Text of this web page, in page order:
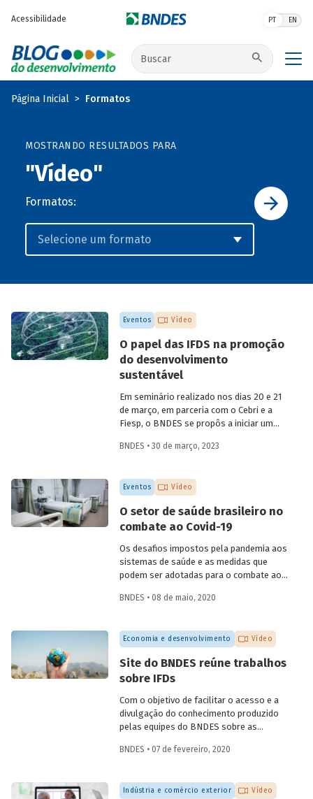
Acessibilidade PT EN
Buscar no site
Página Inicial Formatos
MOSTRANDO RESULTADOS PARA
"Vídeo"
Formatos:
Eventos Vídeo
O papel das IFDS na promoção
do desenvolvimento
sustentável
Em seminário realizado nos dias 20 e 21
de março, em parceria com o Cebri e a
Fiesp, o BNDES se propôs a iniciar um
principais questões do desenvolvimento
internacionais e representantes de
governo e da área acadêmica no Brasil.
Um dos temas abordados foi como o
Estado e as instituições financeiras de
desenvolvimento (IFD) podem atuar para
promover uma retomada do crescimento
em bases sustentáveis, com foco na
inclusão social.
BNDES • 30 de março, 2023
Eventos Vídeo
O setor de saúde brasileiro no
combate ao Covid-19
Os desafios impostos pela pandemia aos
sistemas de saúde e as medidas que
podem ser adotadas para o combate ao
por especialistas da área de saúde, em
quarta, dia 6 de maio. A conversa,
transmitida pelo YouTube do Banco,
contou com participações do
coordenador de ações de prospecção da
Fiocruz, Carlos Gadelha, do diretor-
adjunto da Organização Pan-Americana
de Saúde (Opas), Jarbas Barbosa, e com o
presidente do Fórum Inovação Saúde,
Josier Vilar.
BNDES • 08 de maio, 2020
Economia e desenvolvimento Vídeo
Site do BNDES reúne trabalhos
sobre IFDs
Com o objetivo de facilitar o acesso e a
divulgação do conhecimento produzido
pelas equipes do BNDES sobre as
desenvolvimento (IFD), todos os artigos
reunidos em uma única seção especial do
site do Banco.
BNDES • 07 de fevereiro, 2020
Indústria e comércio exterior Vídeo